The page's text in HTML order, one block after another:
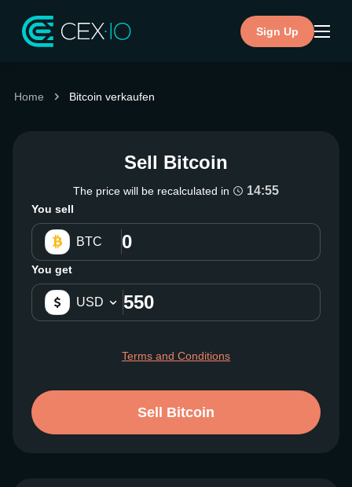
Sign Up
Home Bitcoin verkaufen
Sell Bitcoin
The price will be recalculated in 14:55
You sell
BTC
You get
USD
Terms and Conditions
Sell Bitcoin